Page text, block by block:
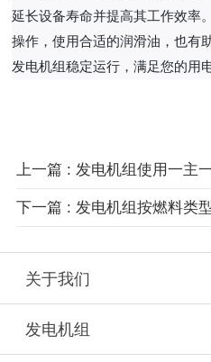
延长设备寿命并提高其工作效率
操作，使用合适的润滑油，也有
发电机组稳定运行，满足您的用
上一篇 : 发电机组使用一主
关于我们
发电机组